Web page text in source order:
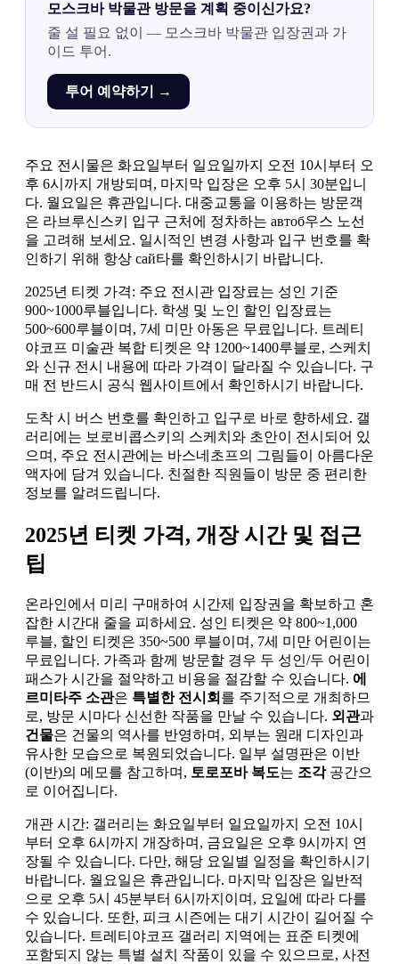
모스크바 박물관 방문을 계획 중이신가요?
줄 설 필요 없이 — 모스크바 박물관 입장권과 가
이드 투어.
투어 예약하기 →
주요 전시물은 화요일부터 일요일까지 오전 10시부터 오
후 6시까지 개방되며, 마지막 입장은 오후 5시 30분입니
다. 월요일은 휴관입니다. 대중교통을 이용하는 방문객
은 라브루신스키 입구 근처에 정차하는 автоб우스 노선
을 고려해 보세요. 일시적인 변경 사항과 입구 번호를 확
인하기 위해 항상 сай타를 확인하시기 바랍니다.
2025년 티켓 가격: 주요 전시관 입장료는 성인 기준
900~1000루블입니다. 학생 및 노인 할인 입장료는
500~600루블이며, 7세 미만 아동은 무료입니다. 트레티
야코프 미술관 복합 티켓은 약 1200~1400루블로, 스케치
와 신규 전시 내용에 따라 가격이 달라질 수 있습니다. 구
매 전 반드시 공식 웹사이트에서 확인하시기 바랍니다.
도착 시 버스 번호를 확인하고 입구로 바로 향하세요. 갤
러리에는 보로비콥스키의 스케치와 초안이 전시되어 있
으며, 주요 전시관에는 바스네초프의 그림들이 아름다운
액자에 담겨 있습니다. 친절한 직원들이 방문 중 편리한
정보를 알려드립니다.
2025년 티켓 가격, 개장 시간 및 접근
팁
온라인에서 미리 구매하여 시간제 입장권을 확보하고 혼
잡한 시간대 줄을 피하세요. 성인 티켓은 약 800~1,000
루블, 할인 티켓은 350~500 루블이며, 7세 미만 어린이는
무료입니다. 가족과 함께 방문할 경우 두 성인/두 어린이
패스가 시간을 절약하고 비용을 절감할 수 있습니다. 에
르미타주 소관은 특별한 전시회 를 주기적으로 개최하므
로, 방문 시마다 신선한 작품을 만날 수 있습니다. 외관과
건물은 건물의 역사를 반영하며, 외부는 원래 디자인과
유사한 모습으로 복원되었습니다. 일부 설명판은 이반
(이반)의 메모를 참고하며, 토로포바 복도는 조각공간으
로 이어집니다.
개관 시간: 갤러리는 화요일부터 일요일까지 오전 10시
부터 오후 6시까지 개장하며, 금요일은 오후 9시까지 연
장될 수 있습니다. 다만, 해당 요일별 일정을 확인하시기
바랍니다. 월요일은 휴관입니다. 마지막 입장은 일반적
으로 오후 5시 45분부터 6시까지이며, 요일에 따라 다를
수 있습니다. 또한, 피크 시즌에는 대기 시간이 길어질 수
있습니다. 트레티야코프 갤러리 지역에는 표준 티켓에
포함되지 않는 특별 설치 작품이 있을 수 있으므로, 사전